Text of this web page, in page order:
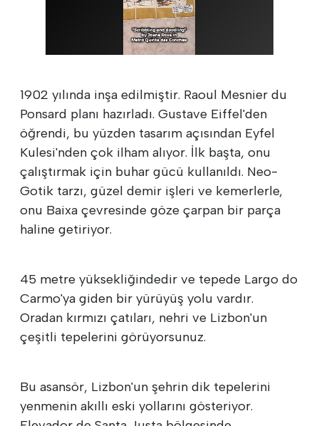
1902 yılında inşa edilmiştir. Raoul Mesnier du
Ponsard planı hazırladı. Gustave Eiffel'den
öğrendi, bu yüzden tasarım açısından Eyfel
Kulesi'nden çok ilham alıyor. İlk başta, onu
çalıştırmak için buhar gücü kullanıldı. Neo-
Gotik tarzı, güzel demir işleri ve kemerlerle,
onu Baixa çevresinde göze çarpan bir parça
haline getiriyor.
45 metre yüksekliğindedir ve tepede Largo do
Carmo'ya giden bir yürüyüş yolu vardır.
Oradan kırmızı çatıları, nehri ve Lizbon'un
çeşitli tepelerini görüyorsunuz.
Bu asansör, Lizbon'un şehrin dik tepelerini
yenmenin akıllı eski yollarını gösteriyor.